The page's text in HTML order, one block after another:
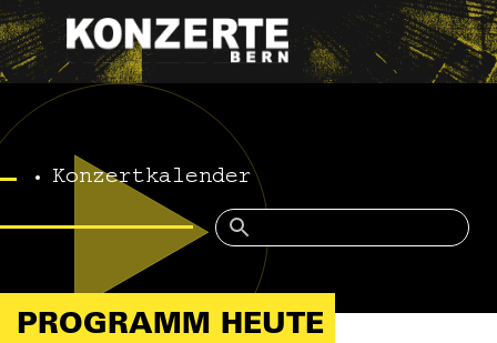
Konzertkalender
PROGRAMM HEUTE